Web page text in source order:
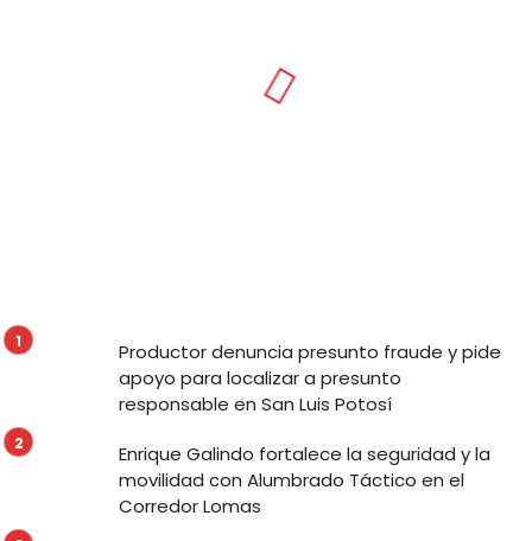
Productor denuncia presunto fraude y pide
apoyo para localizar a presunto
responsable en San Luis Potosí
Enrique Galindo fortalece la seguridad y la
movilidad con Alumbrado Táctico en el
Corredor Lomas